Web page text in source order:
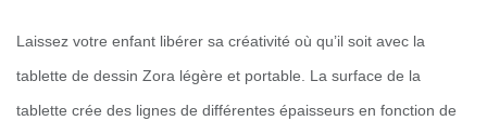
Laissez votre enfant libérer sa créativité où qu’il soit avec la
tablette de dessin Zora légère et portable. La surface de la
tablette crée des lignes de différentes épaisseurs en fonction de